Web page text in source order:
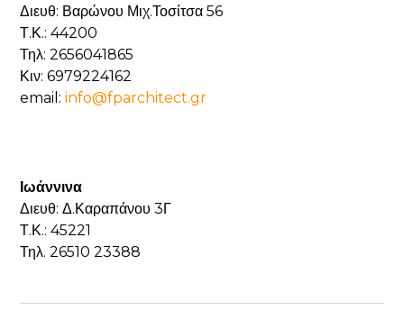
Διευθ: Βαρώνου Μιχ.Τοσίτσα 56
Τ.Κ.: 44200
Τηλ: 2656041865
Κιν: 6979224162
email:info@fparchitect.gr
Ιωάννινα
Διευθ: Δ.Καραπάνου 3Γ
Τ.Κ.: 45221
Τηλ. 26510 23388